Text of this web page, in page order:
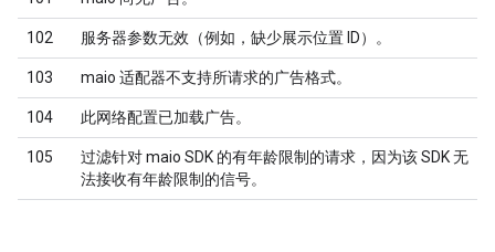
102 服务器参数无效（例如，缺少展示位置 ID）。
103 maio 适配器不支持所请求的广告格式。
104 此网络配置已加载广告。
105
过滤针对 maio SDK 的有年龄限制的请求，因为该 SDK 无
法接收有年龄限制的信号。